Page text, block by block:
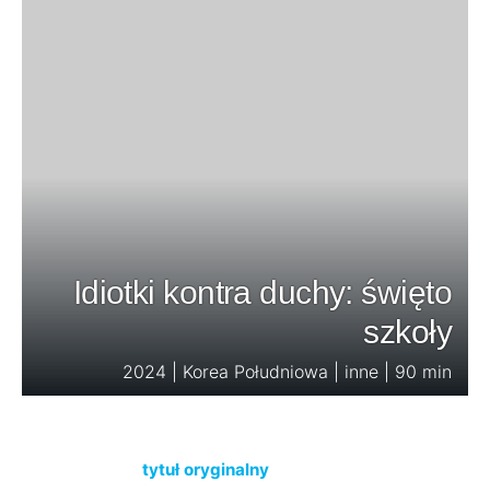
Idiotki kontra duchy: święto
szkoły
2024 | Korea Południowa | inne | 90 min
tytuł oryginalny